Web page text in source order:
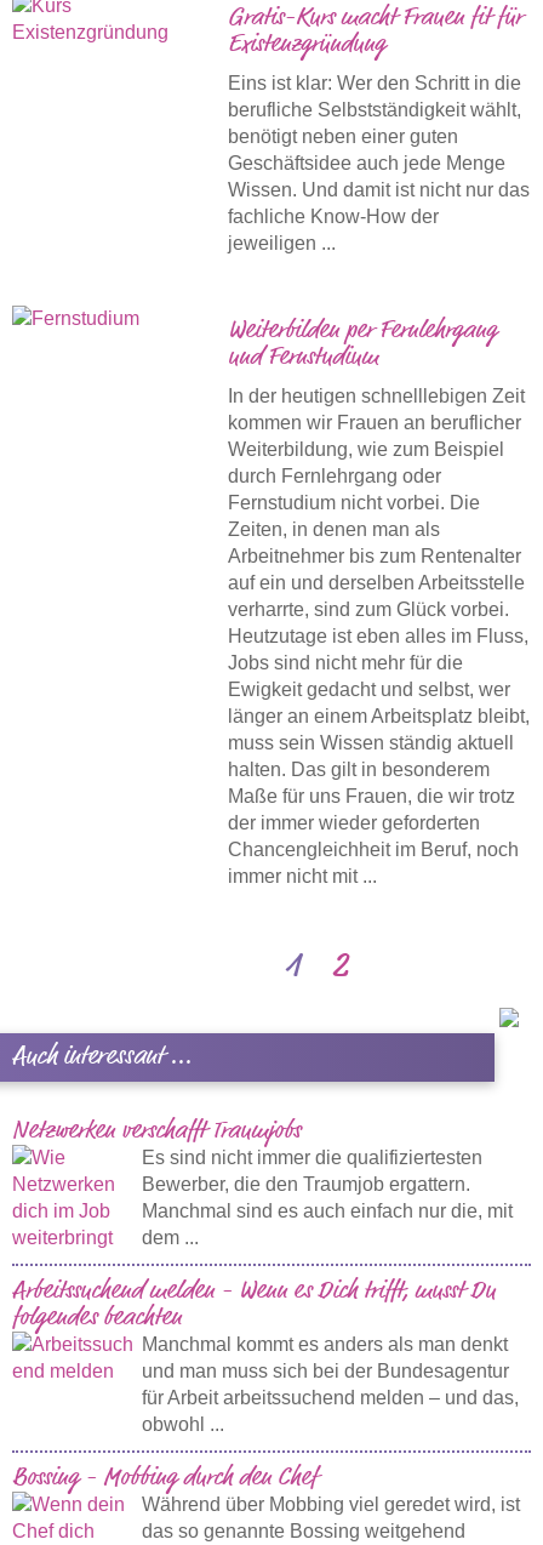
Gratis-Kurs macht Frauen fit für
Existenzgründung
Eins ist klar: Wer den Schritt in die
berufliche Selbstständigkeit wählt,
benötigt neben einer guten
Geschäftsidee auch jede Menge
Wissen. Und damit ist nicht nur das
fachliche Know-How der
jeweiligen ...
Weiterbilden per Fernlehrgang
und Fernstudium
In der heutigen schnelllebigen Zeit
kommen wir Frauen an beruflicher
Weiterbildung, wie zum Beispiel
durch Fernlehrgang oder
Fernstudium nicht vorbei. Die
Zeiten, in denen man als
Arbeitnehmer bis zum Rentenalter
auf ein und derselben Arbeitsstelle
verharrte, sind zum Glück vorbei.
Heutzutage ist eben alles im Fluss,
Jobs sind nicht mehr für die
Ewigkeit gedacht und selbst, wer
länger an einem Arbeitsplatz bleibt,
muss sein Wissen ständig aktuell
halten. Das gilt in besonderem
Maße für uns Frauen, die wir trotz
der immer wieder geforderten
Chancengleichheit im Beruf, noch
immer nicht mit ...
1 2
Auch interessant ...
Netzwerken verschafft Traumjobs
Es sind nicht immer die qualifiziertesten
Bewerber, die den Traumjob ergattern.
Manchmal sind es auch einfach nur die, mit
dem ...
Arbeitssuchend melden - Wenn es Dich trifft, musst Du
folgendes beachten
Manchmal kommt es anders als man denkt
und man muss sich bei der Bundesagentur
für Arbeit arbeitssuchend melden – und das,
obwohl ...
Bossing - Mobbing durch den Chef
Während über Mobbing viel geredet wird, ist
das so genannte Bossing weitgehend